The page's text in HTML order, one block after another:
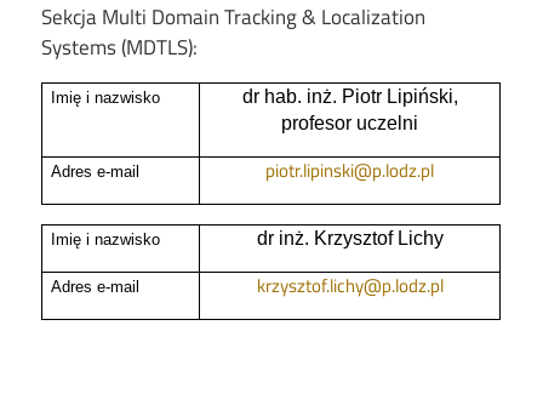
SekcjaMulti Domain Tracking & Localization
Systems (MDTLS):
Imię i nazwisko
dr hab. inż. Piotr Lipiński,
profesor uczelni
Adres e-mail piotr.lipinski@p.lodz.pl
Imię i nazwisko dr inż. Krzysztof Lichy
Adres e-mail krzysztof.lichy@p.lodz.pl